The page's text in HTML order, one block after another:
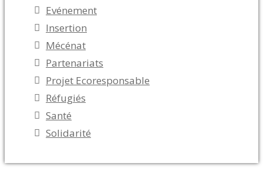
Evénement
Insertion
Mécénat
Partenariats
Projet Ecoresponsable
Réfugiés
Santé
Solidarité